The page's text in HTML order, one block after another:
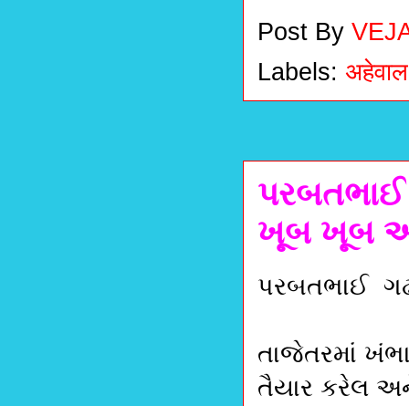
Post By
Labels: अहेवाल
પરબતભાઈ
ખૂબ ખૂબ
પરબતભાઈ
તાજેતરમાં
તૈયાર કરેલ